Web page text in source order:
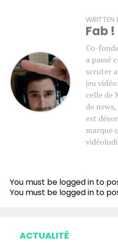
WRITTEN
Fab !
Co-
a passé
scruter
jeu
celle de
de
est
marque
You must be logged in to
You must be logged in to
ACTUALITÉ